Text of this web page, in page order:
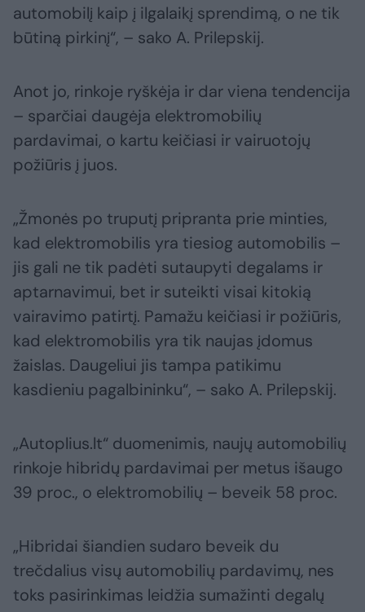
automobilį kaip į ilgalaikį sprendimą, o ne tik
būtiną pirkinį“, – sako A. Prilepskij.
Anot jo, rinkoje ryškėja ir dar viena tendencija
– sparčiai daugėja elektromobilių
pardavimai, o kartu keičiasi ir vairuotojų
požiūris į juos.
„Žmonės po truputį pripranta prie minties,
kad elektromobilis yra tiesiog automobilis –
jis gali ne tik padėti sutaupyti degalams ir
aptarnavimui, bet ir suteikti visai kitokią
vairavimo patirtį. Pamažu keičiasi ir požiūris,
kad elektromobilis yra tik naujas įdomus
žaislas. Daugeliui jis tampa patikimu
kasdieniu pagalbininku“, – sako A. Prilepskij.
„Autoplius.lt“ duomenimis, naujų automobilių
rinkoje hibridų pardavimai per metus išaugo
39 proc., o elektromobilių – beveik 58 proc.
„Hibridai šiandien sudaro beveik du
trečdalius visų automobilių pardavimų, nes
toks pasirinkimas leidžia sumažinti degalų